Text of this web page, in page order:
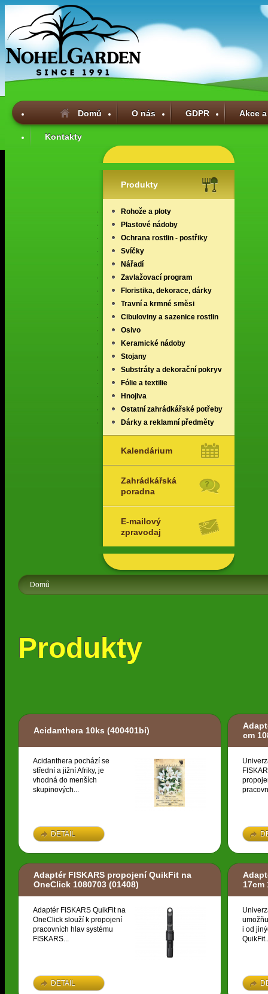
Domů O nás GDPR Akce
Kontakty
Produkty
Rohože a ploty
Plastové nádoby
Ochrana rostlin - postřiky
Svíčky
Nářadí
Zavlažovací program
Floristika, dekorace, dárky
Travní a krmné směsi
Cibuloviny a sazenice rostlin
Osivo
Keramické nádoby
Stojany
Substráty a dekorační pokryv
Fólie a textilie
Hnojiva
Ostatní zahrádkářské potřeby
Dárky a reklamní předměty
Kalendárium
Zahrádkářská
poradna
E-mailový
zpravodaj
Domů
Produkty
Acidanthera 10ks (400401bí)
Acidanthera pochází se
střední a jižní Afriky, je
vhodná do menších
skupinových...
DETAIL
cm
Adaptér FISKARS propojení QuikFit na
OneClick 1080703 (01408)
Adaptér FISKARS QuikFit na
OneClick slouží k propojení
pracovních hlav systému
FISKARS...
DETAIL
17cm
i od